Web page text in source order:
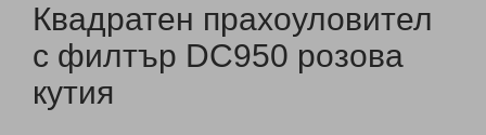
Квадратен прахоуловител
с филтър DC950 розова
кутия